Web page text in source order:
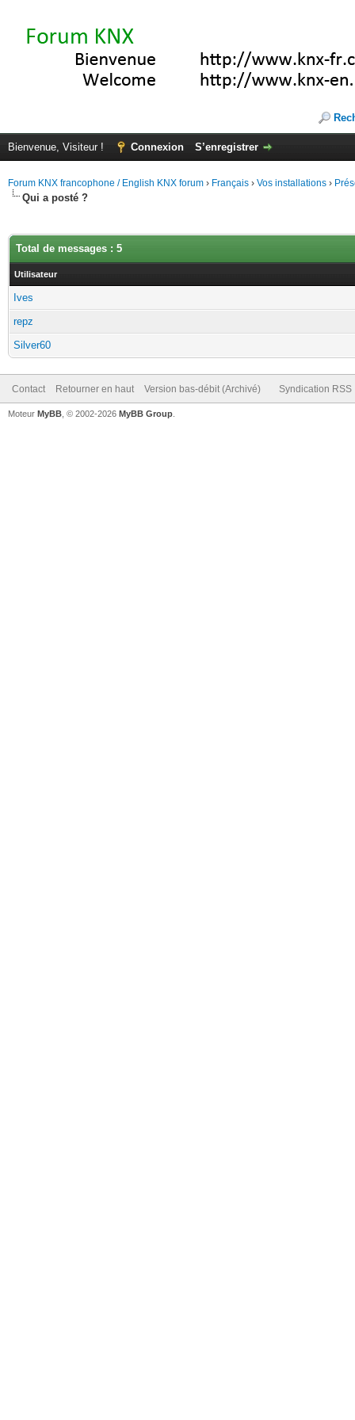
Bienvenue, Visiteur ! Connexion S’enregistrer
Forum KNX francophone / English KNX forum › Français › Vos installations ›
Qui a posté ?
Total de messages : 5
Utilisateur
Ives
repz
Silver60
Contact Retourner en haut Version bas-débit (Archivé) Syndication RSS
Moteur MyBB , © 2002-2026 MyBB Group